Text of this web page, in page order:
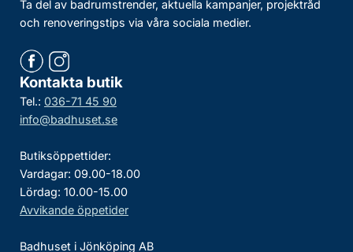
Ta del av badrumstrender, aktuella kampanjer, projektråd
och renoveringstips via våra sociala medier.
Kontakta butik
Tel.: 036-71 45 90
info@badhuset.se
Butiksöppettider:
Vardagar: 09.00-18.00
Lördag: 10.00-15.00
Avvikande öppetider
Badhuset i Jönköping AB